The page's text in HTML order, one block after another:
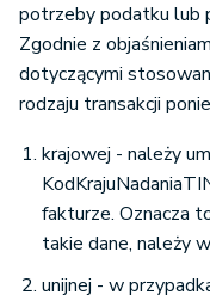
potrzeby podatku lub
Zgodnie z
dotyczącymi
rodzaju transakcji
krajowej - należy
fakturze. Oznacza
takie dane, należy
unijnej - w